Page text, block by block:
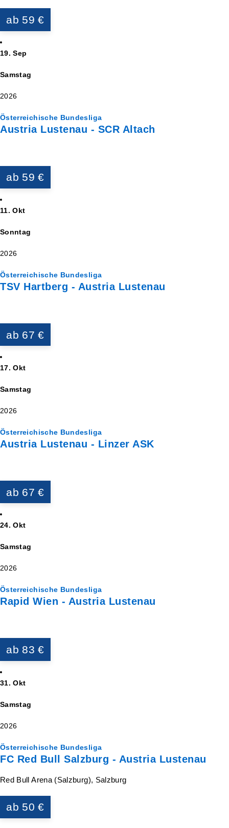
ab 59 €
19. Sep
Samstag
2026
Österreichische Bundesliga
Austria Lustenau - SCR Altach
ab 59 €
11. Okt
Sonntag
2026
Österreichische Bundesliga
TSV Hartberg - Austria Lustenau
ab 67 €
17. Okt
Samstag
2026
Österreichische Bundesliga
Austria Lustenau - Linzer ASK
ab 67 €
24. Okt
Samstag
2026
Österreichische Bundesliga
Rapid Wien - Austria Lustenau
ab 83 €
31. Okt
Samstag
2026
Österreichische Bundesliga
FC Red Bull Salzburg - Austria Lustenau
Red Bull Arena (Salzburg), Salzburg
ab 50 €